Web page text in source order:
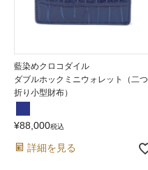
藍染めクロコダイル
ダブルホックミニウォレット（二つ
折り小型財布）
¥88,000税込
詳細を見る